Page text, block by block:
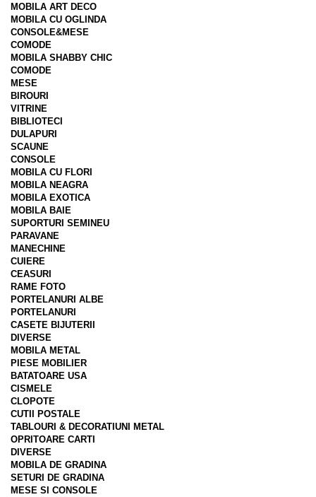
MOBILA ART DECO
MOBILA CU OGLINDA
CONSOLE&MESE
COMODE
MOBILA SHABBY CHIC
COMODE
MESE
BIROURI
VITRINE
BIBLIOTECI
DULAPURI
SCAUNE
CONSOLE
MOBILA CU FLORI
MOBILA NEAGRA
MOBILA EXOTICA
MOBILA BAIE
SUPORTURI SEMINEU
PARAVANE
MANECHINE
CUIERE
CEASURI
RAME FOTO
PORTELANURI ALBE
PORTELANURI
CASETE BIJUTERII
DIVERSE
MOBILA METAL
PIESE MOBILIER
BATATOARE USA
CISMELE
CLOPOTE
CUTII POSTALE
TABLOURI & DECORATIUNI METAL
OPRITOARE CARTI
DIVERSE
MOBILA DE GRADINA
SETURI DE GRADINA
MESE SI CONSOLE